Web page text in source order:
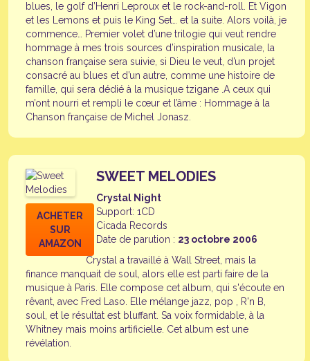
blues, le golf d’Henri Leproux et le rock-and-roll. Et Vigon
et les Lemons et puis le King Set… et la suite. Alors voilà, je
commence… Premier volet d’une trilogie qui veut rendre
hommage à mes trois sources d’inspiration musicale, la
chanson française sera suivie, si Dieu le veut, d’un projet
consacré au blues et d’un autre, comme une histoire de
famille, qui sera dédié à la musique tzigane .A ceux qui
m’ont nourri et rempli le cœur et l’âme : Hommage à la
Chanson française de Michel Jonasz.
ACHETER
SUR
AMAZON
SWEET MELODIES
Crystal Night
Support: 1CD
Cicada Records
Date de parution : 23 octobre 2006
Crystal a travaillé à Wall Street, mais la
finance manquait de soul, alors elle est parti faire de la
musique à Paris. Elle compose cet album, qui s'écoute en
rêvant, avec Fred Laso. Elle mélange jazz, pop , R'n B,
soul, et le résultat est bluffant. Sa voix formidable, à la
Whitney mais moins artificielle. Cet album est une
révélation.